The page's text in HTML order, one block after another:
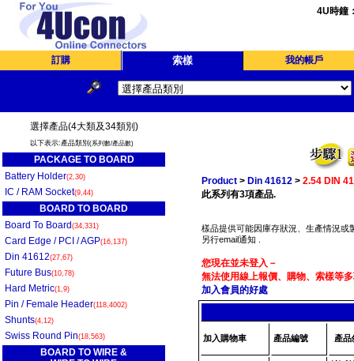
4U時鐘
訂購 索樣 我的帳戶
選擇產品(4大類及34類別)
以下表示:產品類別 (系列數/產品數)
PACKAGE TO BOARD
Battery Holder(2,30)
IC / RAM Socket(9,44)
BOARD TO BOARD
Board To Board (34,331)
Card Edge / PCI / AGP(16,137)
Din 41612(27,67)
Future Bus(10,78)
Hard Metric(1,9)
Pin / Female Header(118,4002)
Shunts(4,12)
Swiss Round Pin(18,563)
BOARD TO WIRE &
Product > Din 41612 > 2.54 DIN
此系列有3項產品.
樣品提供可能因庫存狀況、生產情況
另行email通知 .
您現在並未登入－
無法使用線上報價、購物、索樣等
加入會員的好處
加入購物車 產品編號 產品